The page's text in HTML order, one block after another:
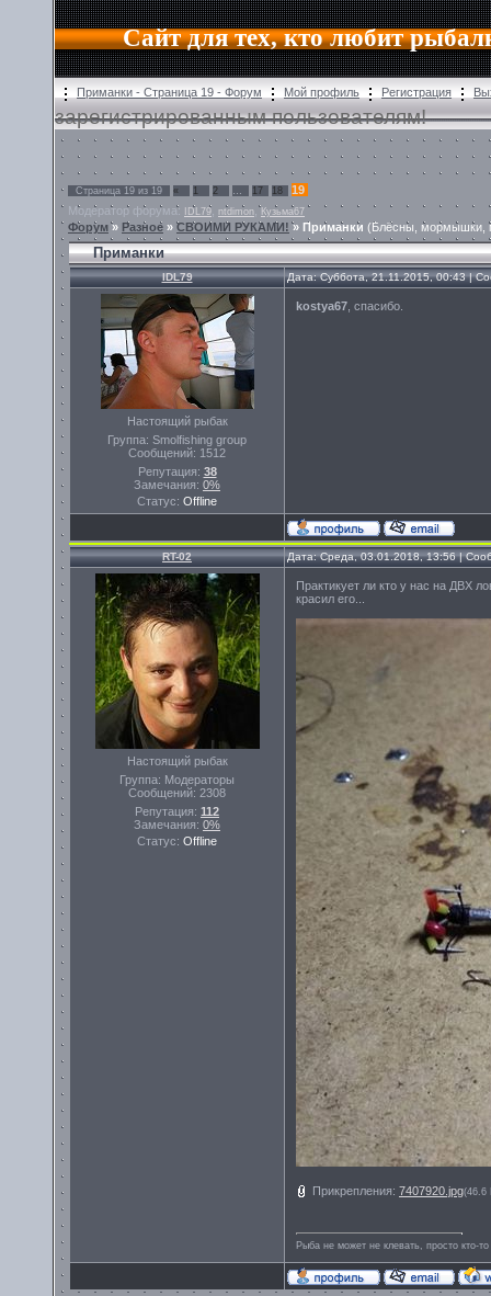
Сайт для тех, кто любит
Приманки - Страница 19 - Форум Мой профиль Регистрация
зарегистрированным пользователям!
Страница 19 из 19 « 1 2 … 17 18
19
Модератор форума:
IDL79 ntdimon , Кузьма67
Форум» Разное » СВОИМИ РУКАМИ! » Приманки (Блёсны, мормышки,
Приманки
IDL79 Дата: Суббота, 21.11.2015, 00:43 |
Настоящий рыбак
Группа: Smolfishing group
Сообщений: 1512
Репутация: 38
Замечания: 0%
Статус: Offline
kostya67 , спасибо.
RT-02 Дата: Среда, 03.01.2018, 13:56 |
Настоящий рыбак
Группа: Модераторы
Сообщений: 2308
Репутация: 112
Замечания: 0%
Статус: Offline
Практикует ли кто у нас на ДВХ
красил его...
Прикрепления: 7407920.jpg(46.6
Рыба не может не клевать, просто кто-